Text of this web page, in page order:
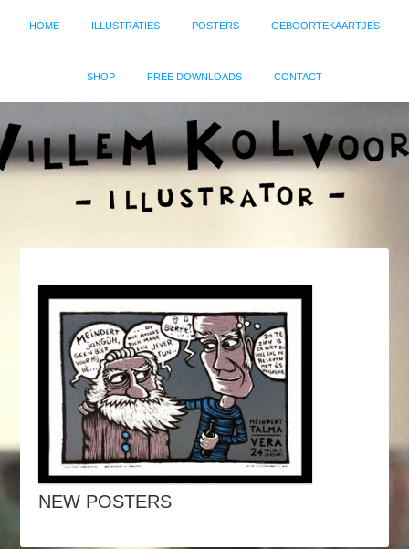
HOME ILLUSTRATIES POSTERS GEBOORTEKAARTJES
SHOP FREE DOWNLOADS CONTACT
NEW POSTERS